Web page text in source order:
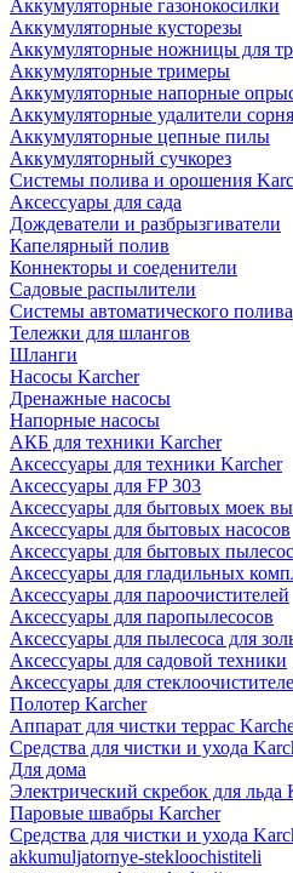
Аккумуляторные газонокосилки
Аккумуляторные кусторезы
Аккумуляторные ножницы для
Аккумуляторные тримеры
Аккумуляторные напорные
Аккумуляторные удалители
Аккумуляторные цепные пилы
Аккумуляторный сучкорез
Системы полива и орошения
Аксессуары для сада
Дождеватели и разбрызгиватели
Капелярный полив
Коннекторы и соеденители
Садовые распылители
Системы автоматического полива
Тележки для шлангов
Шланги
Насосы Karcher
Дренажные насосы
Напорные насосы
АКБ для техники Karcher
Аксессуары для техники Karcher
Аксессуары для FP 303
Аксессуары для бытовых моек
Аксессуары для бытовых насосов
Аксессуары для бытовых
Аксессуары для гладильных
Аксессуары для пароочистителей
Аксессуары для паропылесосов
Аксессуары для пылесоса для
Аксессуары для садовой техники
Аксессуары для
Полотер Karcher
Аппарат для чистки террас
Средства для чистки и ухода
Для дома
Электрический скребок для льда
Паровые швабры Karcher
Средства для чистки и ухода
akkumuljatornye-stekloochistiteli